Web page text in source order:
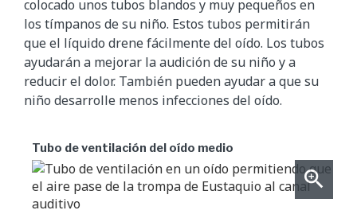
colocado unos tubos blandos y muy pequeños en
los tímpanos de su niño. Estos tubos permitirán
que el líquido drene fácilmente del oído. Los tubos
ayudarán a mejorar la audición de su niño y a
reducir el dolor. También pueden ayudar a que su
niño desarrolle menos infecciones del oído.
Tubo de ventilación del oído medio